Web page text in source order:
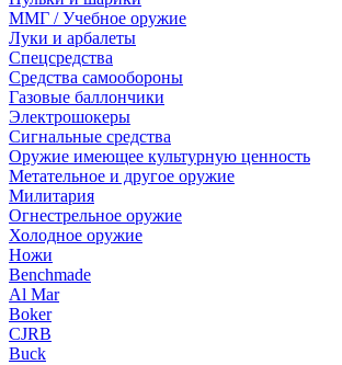
ММГ / Учебное оружие
Луки и арбалеты
Спецсредства
Средства самообороны
Газовые баллончики
Электрошокеры
Сигнальные средства
Оружие имеющее культурную ценность
Метательное и другое оружие
Милитария
Огнестрельное оружие
Холодное оружие
Ножи
Benchmade
Al Mar
Boker
CJRB
Buck